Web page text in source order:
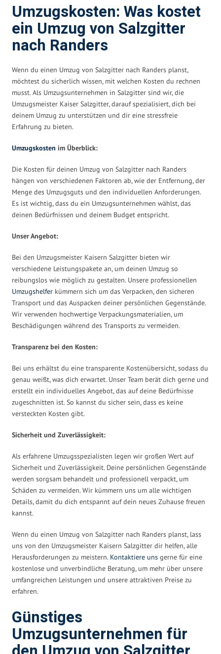
Umzugskosten: Was kostet
ein Umzug von Salzgitter
nach Randers
Wenn du einen Umzug von Salzgitter nach Randers planst,
möchtest du sicherlich wissen, mit welchen Kosten du rechnen
musst. Als Umzugsunternehmen in Salzgitter sind wir, die
Umzugsmeister Kaiser Salzgitter, darauf spezialisiert, dich bei
deinem Umzug zu unterstützen und dir eine stressfreie
Erfahrung zu bieten.
Umzugskosten im Überblick:
Die Kosten für deinen Umzug von Salzgitter nach Randers
hängen von verschiedenen Faktoren ab, wie der Entfernung, der
Menge des Umzugsguts und den individuellen Anforderungen.
Es ist wichtig, dass du ein Umzugsunternehmen wählst, das
deinen Bedürfnissen und deinem Budget entspricht.
Unser Angebot:
Bei den Umzugsmeister Kaisern Salzgitter bieten wir
verschiedene Leistungspakete an, um deinen Umzug so
reibungslos wie möglich zu gestalten. Unsere professionellen
Umzugshelfer kümmern sich um das Verpacken, den sicheren
Transport und das Auspacken deiner persönlichen Gegenstände.
Wir verwenden hochwertige Verpackungsmaterialien, um
Beschädigungen während des Transports zu vermeiden.
Transparenz bei den Kosten:
Bei uns erhältst du eine transparente Kostenübersicht, sodass du
genau weißt, was dich erwartet. Unser Team berät dich gerne und
erstellt ein individuelles Angebot, das auf deine Bedürfnisse
zugeschnitten ist. So kannst du sicher sein, dass es keine
versteckten Kosten gibt.
Sicherheit und Zuverlässigkeit:
Als erfahrene Umzugsspezialisten legen wir großen Wert auf
Sicherheit und Zuverlässigkeit. Deine persönlichen Gegenstände
werden sorgsam behandelt und professionell verpackt, um
Schäden zu vermeiden. Wir kümmern uns um alle wichtigen
Details, damit du dich entspannt auf dein neues Zuhause freuen
kannst.
Wenn du einen Umzug von Salzgitter nach Randers planst, lass
uns von den Umzugsmeister Kaisern Salzgitter dir helfen, alle
Herausforderungen zu meistern. Kontaktiere uns gerne für eine
kostenlose und unverbindliche Beratung, um mehr über unsere
umfangreichen Leistungen und unsere attraktiven Preise zu
erfahren.
Günstiges
Umzugsunternehmen für